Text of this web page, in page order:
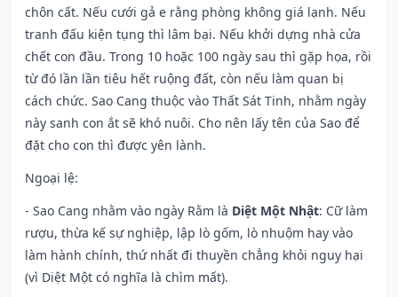
chôn cất. Nếu cưới gả e rằng phòng không giá lạnh. Nếu
tranh đấu kiện tụng thì lâm bại. Nếu khởi dựng nhà cửa
chết con đầu. Trong 10 hoặc 100 ngày sau thì gặp họa, rồi
từ đó lần lần tiêu hết ruộng đất, còn nếu làm quan bị
cách chức. Sao Cang thuộc vào Thất Sát Tinh, nhằm ngày
này sanh con ắt sẽ khó nuôi. Cho nên lấy tên của Sao để
đặt cho con thì được yên lành.
Ngoại lệ:
- Sao Cang nhằm vào ngày Rằm là Diệt Một Nhật: Cữ làm
rượu, thừa kế sự nghiệp, lập lò gốm, lò nhuộm hay vào
làm hành chính, thứ nhất đi thuyền chẳng khỏi nguy hại
(vì Diệt Một có nghĩa là chìm mất).